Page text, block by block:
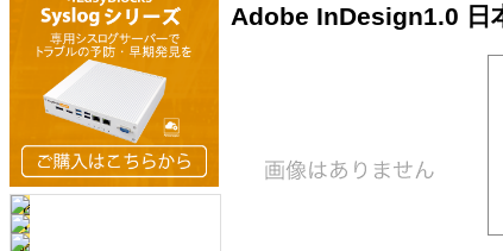
Adobe InDesign1.0 日